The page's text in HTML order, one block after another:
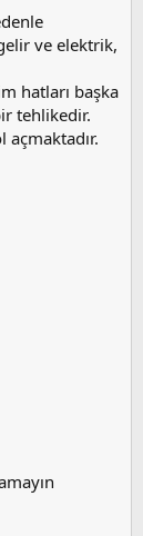
ve elektrik,
hatları başka
tehlikedir.
açmaktadır.